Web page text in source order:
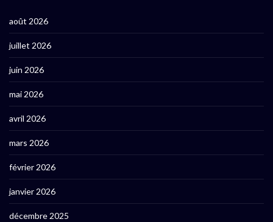
août 2026
juillet 2026
juin 2026
mai 2026
avril 2026
mars 2026
février 2026
janvier 2026
décembre 2025